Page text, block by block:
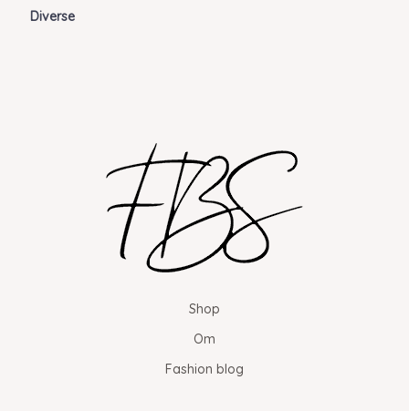
Diverse
Shop
Om
Fashion blog